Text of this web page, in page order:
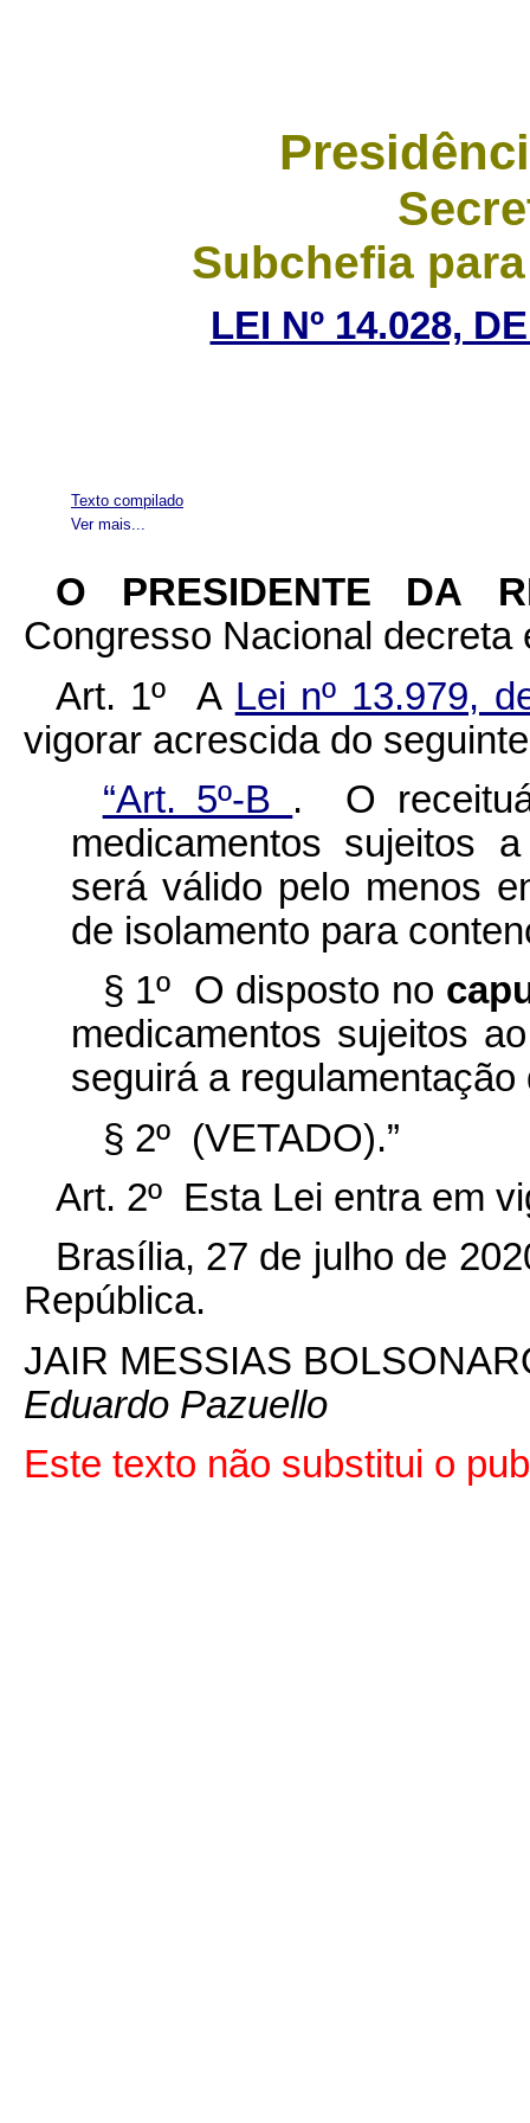
Subchefia
LEI Nº 14.028,
Ver mais...
Texto compilado
O PRESIDENTE DA
Congresso Nacional
Art. 1º A Lei nº 13.979,
vigorar acrescida do
“Art. 5º-B . O
medicamentos sujeitos
será válido pelo menos
de isolamento para
§ 1º O disposto no
medicamentos sujeitos
seguirá a regulamentação
§ 2º (VETADO).”
Art. 2º Esta Lei entra em
Brasília, 27 de julho de
República.
JAIR MESSIAS
Eduardo Pazuello
Este texto não substitui o